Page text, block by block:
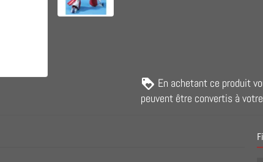
En achetant ce produit
peuvent être convertis à